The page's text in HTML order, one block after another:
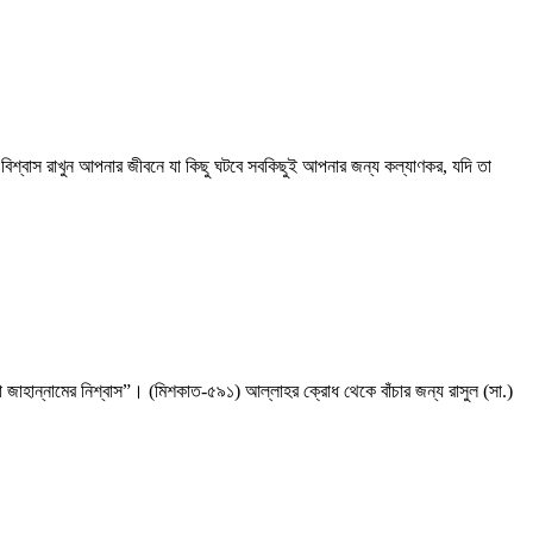
রাখুন আপনার জীবনে যা কিছু ঘটবে সবকিছুই আপনার জন্য কল্যাণকর, যদি তা
নিশ্বাস”। (মিশকাত-৫৯১) আল্লাহর ক্রোধ থেকে বাঁচার জন্য রাসুল (সা.)